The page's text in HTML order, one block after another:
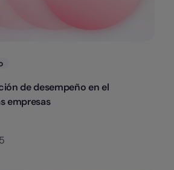
de desempeño en el
empresas